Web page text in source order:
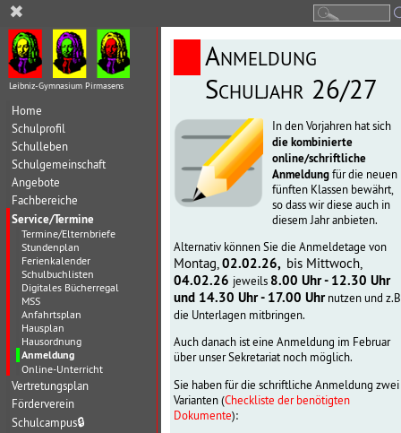
Leibniz-Gymnasium Pirmasens
Home
Schulprofil
Schulleben
Schulgemeinschaft
Angebote
Fachbereiche
Service/Termine
Termine/Elternbriefe
Stundenplan
Ferienkalender
Schulbuchlisten
Digitales Bücherregal
MSS
Anfahrtsplan
Hausplan
Hausordnung
Anmeldung
Online-Unterricht
Vertretungsplan
Förderverein
Schulcampus🔒
Anmeldung
Schuljahr 26/27
In den Vorjahren hat sich
die kombinierte
online/schriftliche
Anmeldungfür die neuen
fünften Klassen bewährt,
so dass wir diese auch in
diesem Jahr anbieten.
Alternativ können Sie die Anmeldetage von
Montag,02.02.26, bis Mittwoch,
04.02.26 jeweils 8.00 Uhr - 12.30 Uhr
und 14.30 Uhr - 17.00 Uhrnutzen und
die Unterlagen mitbringen.
Auch danach ist eine Anmeldung im Februar
über unser Sekretariat noch möglich.
Sie haben für die schriftliche Anmeldung zwei
Varianten (Checkliste der benötigten
Dokumente):
✖